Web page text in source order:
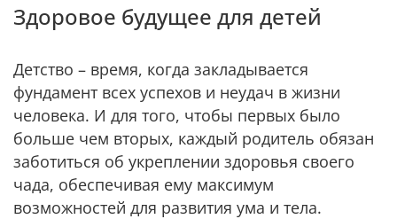
Здоровое будущее для детей
Детство – время, когда закладывается
фундамент всех успехов и неудач в жизни
человека. И для того, чтобы первых было
больше чем вторых, каждый родитель обязан
заботиться об укреплении здоровья своего
чада, обеспечивая ему максимум
возможностей для развития ума и тела.